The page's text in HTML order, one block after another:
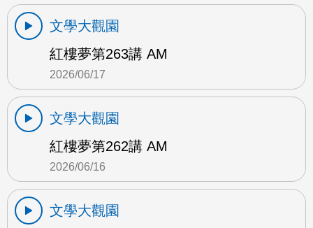
文學大觀園
紅樓夢第263講 AM
2026/06/17
文學大觀園
紅樓夢第262講 AM
2026/06/16
文學大觀園